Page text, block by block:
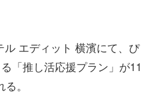
エディット 横濱にて、ぴ
「推し活応援プラン」が11
。